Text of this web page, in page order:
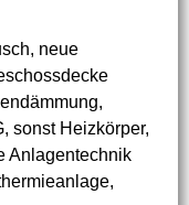
neue
sonst Heizkörper,
Anlagentechnik